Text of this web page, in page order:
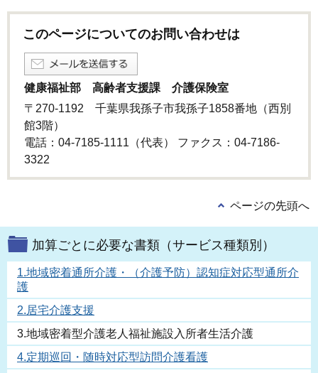
このページについてのお問い合わせは
健康福祉部 高齢者支援課 介護保険室
〒270-1192 千葉県我孫子市我孫子1858番地（西別
館3階）
電話：04-7185-1111（代表） ファクス：04-7186-
3322
ページの先頭へ
加算ごとに必要な書類（サービス種類別）
1.地域密着通所介護・（介護予防）認知症対応型通所介
護
2.居宅介護支援
3.地域密着型介護老人福祉施設入所者生活介護
4.定期巡回・随時対応型訪問介護看護